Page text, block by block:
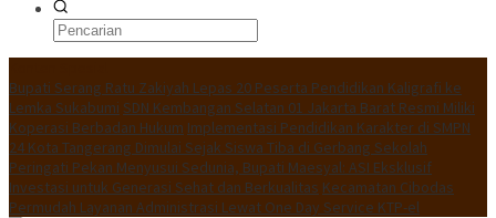
Bupati Serang Ratu Zakiyah Lepas 20 Peserta Pendidikan Kaligrafi ke
Lemka Sukabumi SDN Kembangan Selatan 01 Jakarta Barat Resmi Miliki
Koperasi Berbadan Hukum Implementasi Pendidikan Karakter di SMPN
24 Kota Tangerang Dimulai Sejak Siswa Tiba di Gerbang Sekolah
Peringati Pekan Menyusui Sedunia, Bupati Maesyal: ASI Eksklusif
Investasi untuk Generasi Sehat dan Berkualitas Kecamatan Cibodas
Permudah Layanan Administrasi Lewat One Day Service KTP-el